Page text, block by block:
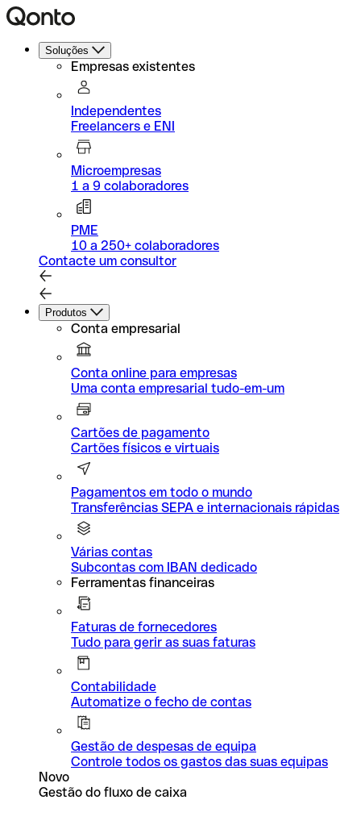
Soluções
Empresas existentes
Independentes
Freelancers e ENI
Microempresas
1 a 9 colaboradores
PME
10 a 250+ colaboradores
Contacte um consultor
Produtos
Conta empresarial
Conta online para empresas
Uma conta empresarial tudo-em-um
Cartões de pagamento
Cartões físicos e virtuais
Pagamentos em todo o mundo
Transferências SEPA e internacionais rápidas
Várias contas
Subcontas com IBAN dedicado
Ferramentas financeiras
Faturas de fornecedores
Tudo para gerir as suas faturas
Contabilidade
Automatize o fecho de contas
Gestão de despesas de equipa
Controle todos os gastos das suas equipas
Novo
Gestão do fluxo de caixa